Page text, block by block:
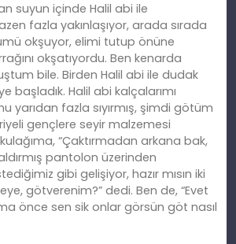
suyun içinde Halil abi ile
fazla yakınlaşıyor, arada sırada
okşuyor, elimi tutup önüne
okşatıyordu. Ben kenarda
bile. Birden Halil abi ile dudak
başladık. Halil abi kalçalarımı
yarıdan fazla sıyırmış, şimdi götüm
gençlere seyir malzemesi
“Çaktırmadan arkana bak,
pantolon üzerinden
gibi gelişiyor, hazır mısın iki
götverenim?” dedi. Ben de, “Evet
önce sen sik onlar görsün göt nasıl